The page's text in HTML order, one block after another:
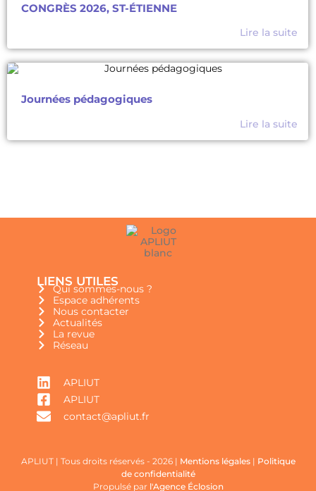
CONGRÈS 2026, ST-ÉTIENNE
Lire la suite
Journées pédagogiques
Lire la suite
LIENS UTILES
Qui sommes-nous ?
Espace adhérents
Nous contacter
Actualités
La revue
Réseau
APLIUT
APLIUT
contact@apliut.fr
APLIUT | Tous droits réservés - 2026 | Mentions légales| Politique
de confidentialité
Propulsé par l'Agence Éclosion